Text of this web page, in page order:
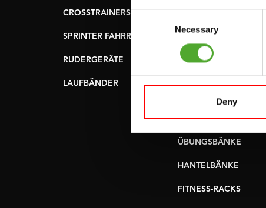
Consent
Necessary
Deny
CROSSTRAINERS
SPRINTER FAHRRÄDER
RUDERGERÄTE
LAUFBÄNDER
LEVERAGE GYMS
FLACHE BÄNKE
UMLENKSTATIONEN
ÜBUNGSBÄNKE
HANTELBÄNKE
FITNESS-RACKS